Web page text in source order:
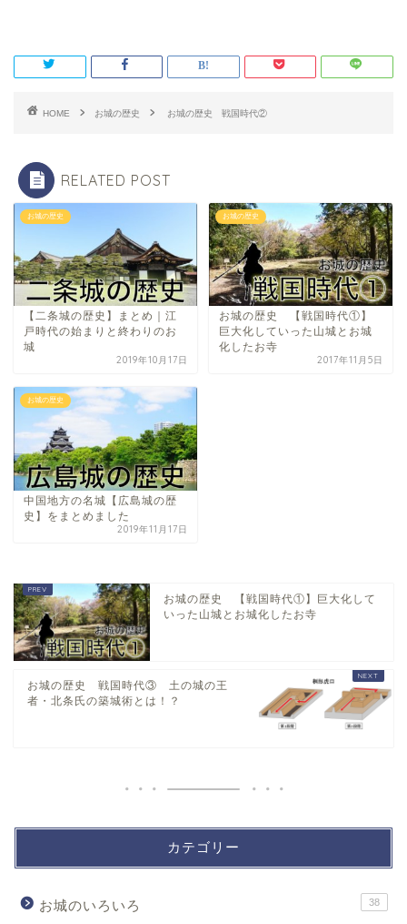
HOME お城の歴史 お城の歴史 戦国時代②
RELATED POST
お城の歴史
【二条城の歴史】まとめ｜江
戸時代の始まりと終わりのお
城
2019年10月17日
お城の歴史
お城の歴史 【戦国時代①】
巨大化していった山城とお城
化したお寺
2017年11月5日
お城の歴史
中国地方の名城【広島城の歴
史】をまとめました
2019年11月17日
お城の歴史 【戦国時代①】巨大化して
いった山城とお城化したお寺
お城の歴史 戦国時代③ 土の城の王
者・北条氏の築城術とは！？
カテゴリー
お城のいろいろ 38